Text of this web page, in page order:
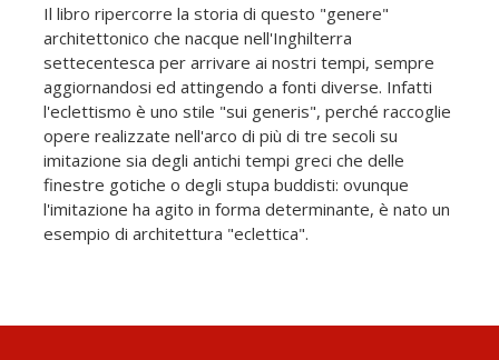
Il libro ripercorre la storia di questo "genere"
architettonico che nacque nell'Inghilterra
settecentesca per arrivare ai nostri tempi, sempre
aggiornandosi ed attingendo a fonti diverse. Infatti
l'eclettismo è uno stile "sui generis", perché raccoglie
opere realizzate nell'arco di più di tre secoli su
imitazione sia degli antichi tempi greci che delle
finestre gotiche o degli stupa buddisti: ovunque
l'imitazione ha agito in forma determinante, è nato un
esempio di architettura "eclettica".